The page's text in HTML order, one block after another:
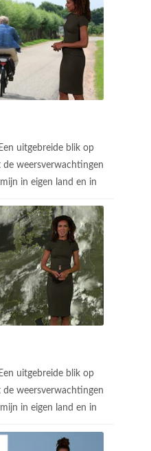
Een uitgebreide blik op
weersverwachtingen
in eigen land en in
Een uitgebreide blik op
weersverwachtingen
in eigen land en in